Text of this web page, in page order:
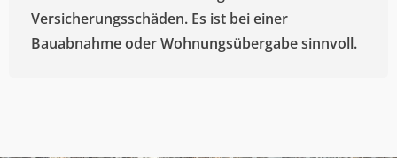
Versicherungsschäden. Es ist bei einer
Bauabnahme oder Wohnungsübergabe sinnvoll.